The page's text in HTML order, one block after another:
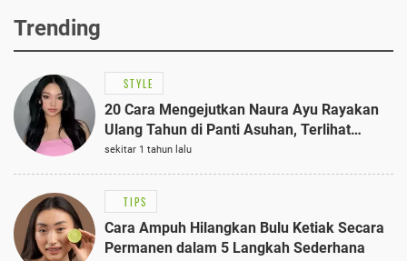
Trending
STYLE
20 Cara Mengejutkan Naura Ayu Rayakan
Ulang Tahun di Panti Asuhan, Terlihat
Anggun dengan Kaftan Cokelat
sekitar 1 tahun lalu
TIPS
Cara Ampuh Hilangkan Bulu Ketiak Secara
Permanen dalam 5 Langkah Sederhana